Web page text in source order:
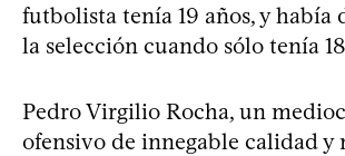
futbolista tenía 19 años, y había
la selección cuando sólo tenía
Pedro Virgilio Rocha, un
ofensivo de innegable calidad y